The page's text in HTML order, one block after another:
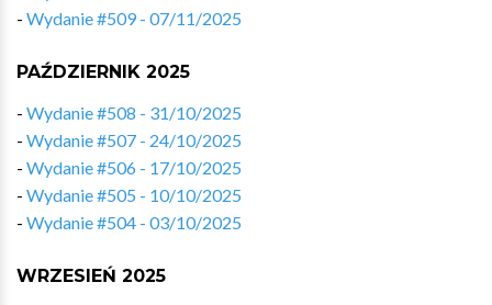
- Wydanie #509 - 07/11/2025
PAŹDZIERNIK 2025
- Wydanie #508 - 31/10/2025
- Wydanie #507 - 24/10/2025
- Wydanie #506 - 17/10/2025
- Wydanie #505 - 10/10/2025
- Wydanie #504 - 03/10/2025
WRZESIEŃ 2025